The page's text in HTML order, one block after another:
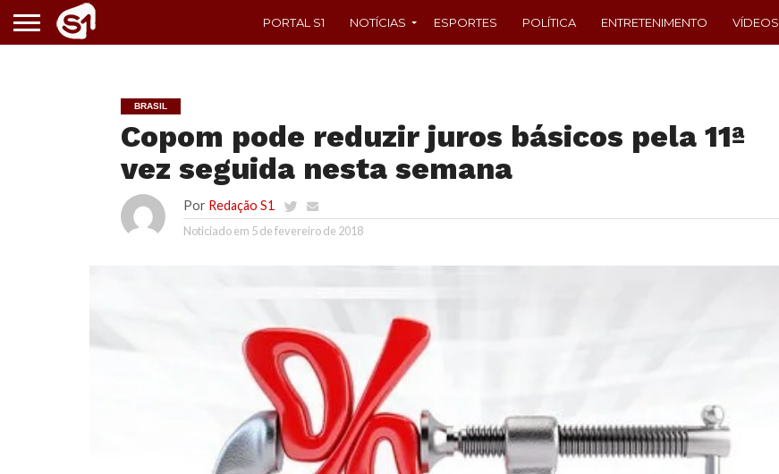
PORTAL S1 NOTÍCIAS ESPORTES POLÍTICA ENTRETENIMENTO VÍDEOS
BRASIL
Copom pode reduzir juros básicos pela 11ª
vez seguida nesta semana
Por Redação S1
Noticiado em 5 de fevereiro de 2018